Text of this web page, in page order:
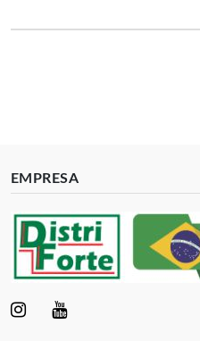
EMPRESA